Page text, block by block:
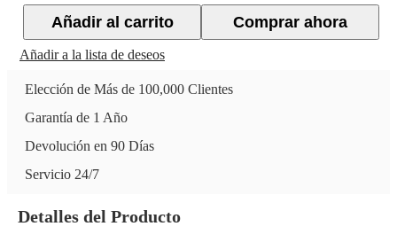
Comprar ahora
Añadir al carrito
Añadir a la lista de deseos
Elección de Más de 100,000 Clientes
Garantía de 1 Año
Devolución en 90 Días
Servicio 24/7
Detalles del Producto